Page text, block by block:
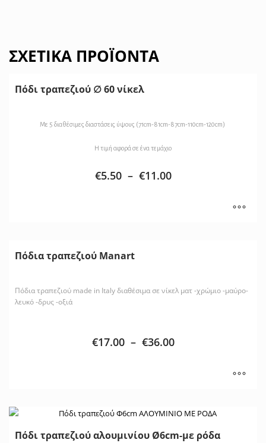
ΣΧΕΤΙΚΆ ΠΡΟΪΌΝΤΑ
Πόδι τραπεζιού ∅ 60 νίκελ
Με 5 διαθέσιμες διαστάσεις ύψους (71cm-81cm-87cm-110cm-120cm)
Η τιμή αφορά σε ένα τεμάχιο
€5.50 – €11.00
Πόδια τραπεζιού Manart
Πόδια τραπεζιού made in Italy διαθέσιμα σε νίκελ ματ -χρώμιο -μαύρο-
λευκό -δρυς -οξιά
€17.00 – €36.00
Πόδι τραπεζιού αλουμινίου Ø6cm-με ρόδα